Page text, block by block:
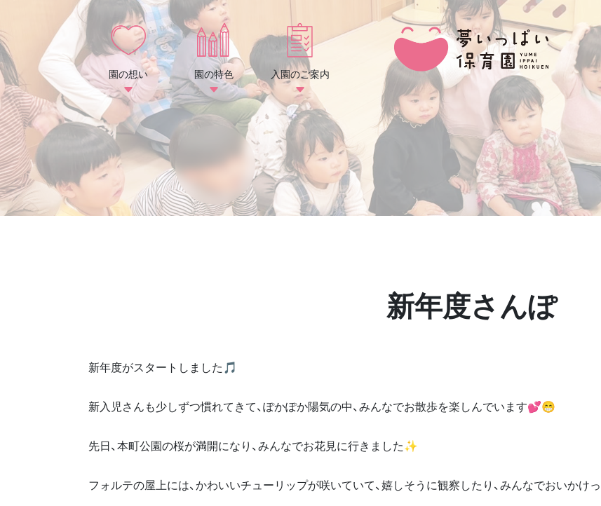
園の想い 園の特色 入園のご案内
新年度さんぽ
新年度がスタートしました🎵
新入児さんも少しずつ慣れてきて、ぽかぽか陽気の中、みんなでお散歩を楽しんでいます💕😁
先日、本町公園の桜が満開になり、みんなでお花見に行きました✨
フォルテの屋上には、かわいいチューリップが咲いていて、嬉しそうに観察したり、みんなでおいかけ